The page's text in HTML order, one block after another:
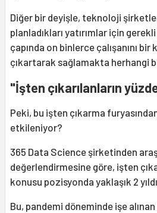
Diğer bir deyişle, teknoloji
planladıkları yatırımlar için
çapında on binlerce çalışanını
çıkartarak sağlamakta herhangi
"İşten çıkarılanların
Peki, bu işten çıkarma
etkileniyor?
365 Data Science şirketinden
değerlendirmesine göre, işten
konusu pozisyonda yaklaşık 2
Bu, pandemi döneminde işe